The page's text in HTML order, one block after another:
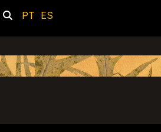
PT ES